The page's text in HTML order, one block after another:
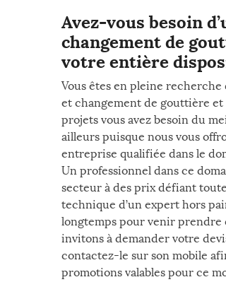
Avez-vous besoin
changement de
votre entière
Vous êtes en pleine recherche
et changement de gouttière et
projets vous avez besoin du
ailleurs puisque nous vous
entreprise qualifiée dans le
Un professionnel dans ce
secteur à des prix défiant
technique d’un expert hors
longtemps pour venir prendre
invitons à demander votre
contactez-le sur son mobile
promotions valables pour ce